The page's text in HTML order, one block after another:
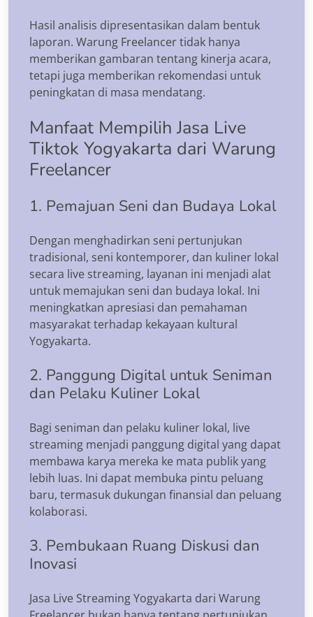
Hasil analisis dipresentasikan dalam bentuk
laporan. Warung Freelancer tidak hanya
memberikan gambaran tentang kinerja acara,
tetapi juga memberikan rekomendasi untuk
peningkatan di masa mendatang.
Manfaat Mempilih Jasa Live
Tiktok Yogyakarta dari Warung
Freelancer
1. Pemajuan Seni dan Budaya Lokal
Dengan menghadirkan seni pertunjukan
tradisional, seni kontemporer, dan kuliner lokal
secara live streaming, layanan ini menjadi alat
untuk memajukan seni dan budaya lokal. Ini
meningkatkan apresiasi dan pemahaman
masyarakat terhadap kekayaan kultural
Yogyakarta.
2. Panggung Digital untuk Seniman
dan Pelaku Kuliner Lokal
Bagi seniman dan pelaku kuliner lokal, live
streaming menjadi panggung digital yang dapat
membawa karya mereka ke mata publik yang
lebih luas. Ini dapat membuka pintu peluang
baru, termasuk dukungan finansial dan peluang
kolaborasi.
3. Pembukaan Ruang Diskusi dan
Inovasi
Jasa Live Streaming Yogyakarta dari Warung